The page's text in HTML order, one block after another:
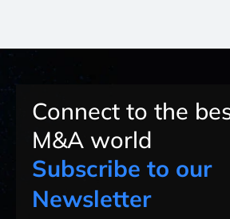
Connect to the
M&A world
Subscribe to our
Newsletter